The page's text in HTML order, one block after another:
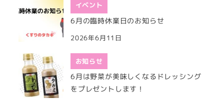
イベント
6月の臨時休業日のお知らせ
2026年6月11日
お知らせ
6月は野菜が美味しくなるドレッシング
をプレゼントします！